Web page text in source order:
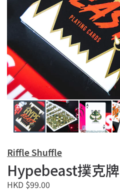
Riffle Shuffle
Hypebeast撲克牌
HKD $99.00